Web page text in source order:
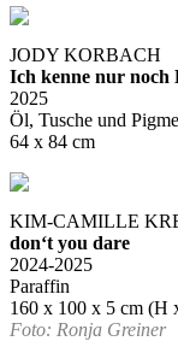
JODY KORBACH
Ich kenne nur noch
2025
Öl, Tusche und
64 x 84 cm
KIM-CAMILLE
don‘t you dare
2024-2025
Paraffin
160 x 100 x 5 cm (H
Foto: Ronja Greiner